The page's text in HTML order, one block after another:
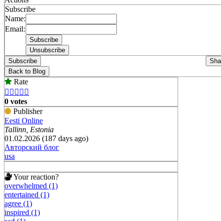
Subscribe
Name:
Email:
Subscribe
Back to Blog
Rate
    
0 votes
Publisher
Eesti Online
Tallinn, Estonia
01.02.2026 (187 days ago)
Авторский блог
usa
Your reaction?
overwhelmed (1)
entertained (1)
agree (1)
inspired (1)